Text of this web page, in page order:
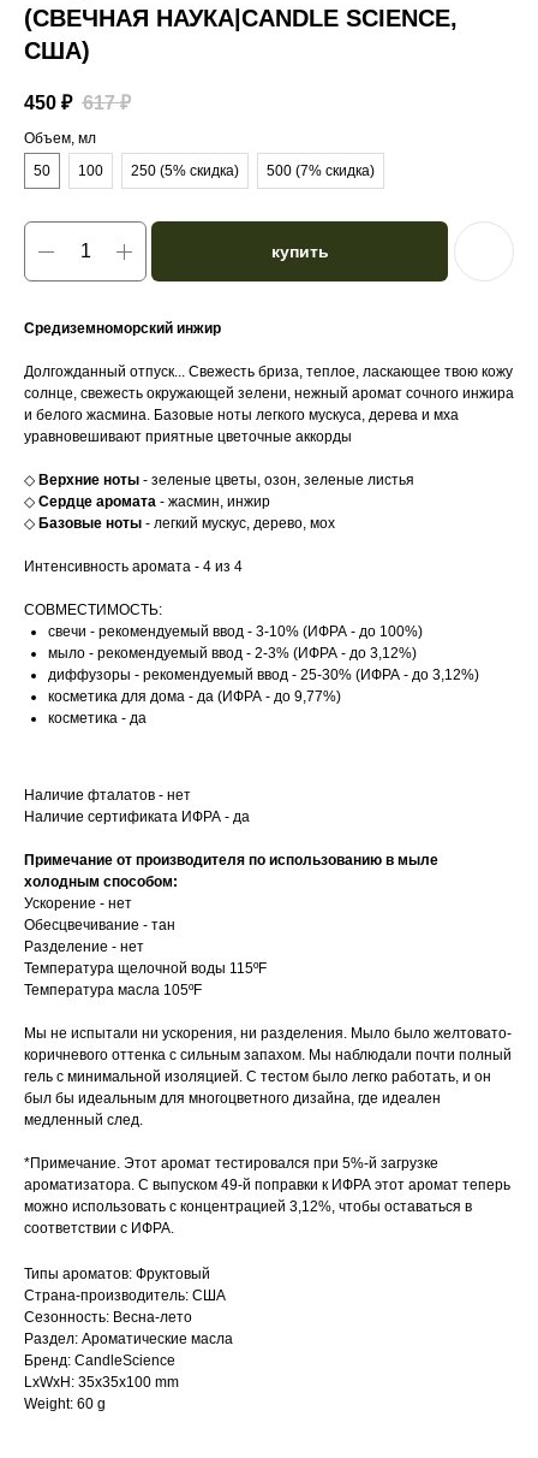
(СВЕЧНАЯ НАУКА|CANDLE SCIENCE,
США)
450 ₽ 617 ₽
Объем, мл
50
100 250 (5% скидка) 500 (7% скидка)
купить
Средиземноморский инжир
Долгожданный отпуск... Свежесть бриза, теплое, ласкающее твою кожу
солнце, свежесть окружающей зелени, нежный аромат сочного инжира
и белого жасмина. Базовые ноты легкого мускуса, дерева и мха
уравновешивают приятные цветочные аккорды
◇ Верхние ноты - зеленые цветы, озон, зеленые листья
◇ Сердце аромата - жасмин, инжир
◇ Базовые ноты - легкий мускус, дерево, мох
Интенсивность аромата - 4 из 4
СОВМЕСТИМОСТЬ:
свечи - рекомендуемый ввод - 3-10% (ИФРА - до 100%)
мыло - рекомендуемый ввод - 2-3% (ИФРА - до 3,12%)
диффузоры - рекомендуемый ввод - 25-30% (ИФРА - до 3,12%)
косметика для дома - да (ИФРА - до 9,77%)
косметика - да
Наличие фталатов - нет
Наличие сертификата ИФРА - да
Примечание от производителя по использованию в мыле
холодным способом:
Ускорение - нет
Обесцвечивание - тан
Разделение - нет
Температура щелочной воды 115ºF
Температура масла 105ºF
Мы не испытали ни ускорения, ни разделения. Мыло было желтовато-
коричневого оттенка с сильным запахом. Мы наблюдали почти полный
гель с минимальной изоляцией. С тестом было легко работать, и он
был бы идеальным для многоцветного дизайна, где идеален
медленный след.
*Примечание. Этот аромат тестировался при 5%-й загрузке
ароматизатора. С выпуском 49-й поправки к ИФРА этот аромат теперь
можно использовать с концентрацией 3,12%, чтобы оставаться в
соответствии с ИФРА.
Типы ароматов: Фруктовый
Страна-производитель: США
Сезонность: Весна-лето
Раздел: Ароматические масла
Бренд: CandleScience
LxWxH: 35x35x100 mm
Weight: 60 g